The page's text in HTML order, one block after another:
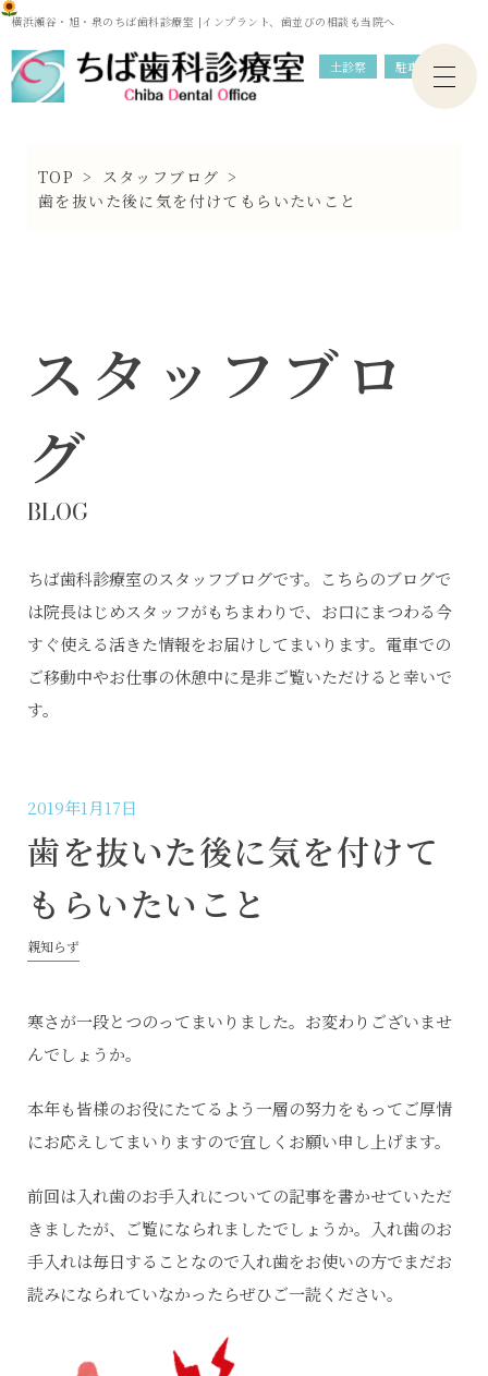
横浜瀬谷・旭・泉のちば歯科診療室 |インプラント、歯並びの相談も当院へ
土診察 駐車場
TOP > スタッフブログ >
歯を抜いた後に気を付けてもらいたいこと
スタッフブロ
グ
BLOG
ちば歯科診療室のスタッフブログです。こちらのブログで
は院長はじめスタッフがもちまわりで、お口にまつわる今
すぐ使える活きた情報をお届けしてまいります。電車での
ご移動中やお仕事の休憩中に是非ご覧いただけると幸いで
す。
2019年1月17日
歯を抜いた後に気を付けて
もらいたいこと
親知らず
寒さが一段とつのってまいりました。お変わりございませ
んでしょうか。
本年も皆様のお役にたてるよう一層の努力をもってご厚情
にお応えしてまいりますので宜しくお願い申し上げます。
前回は入れ歯のお手入れについての記事を書かせていただ
きましたが、ご覧になられましたでしょうか。入れ歯のお
手入れは毎日することなので入れ歯をお使いの方でまだお
読みになられていなかったらぜひご一読ください。